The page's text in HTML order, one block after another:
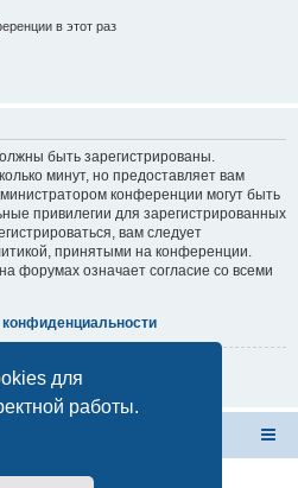
для
работы.
в этот раз
быть зарегистрированы.
минут, но предоставляет вам
конференции могут быть
привилегии для зарегистрированных
вам следует
принятыми на конференции.
форумах означает согласие со всеми